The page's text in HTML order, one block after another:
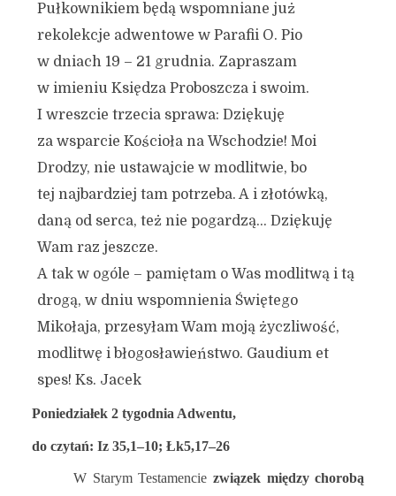
Pułkownikiem będą wspomniane już
rekolekcje adwentowe w Parafii O. Pio
w dniach 19 – 21 grudnia. Zapraszam
w imieniu Księdza Proboszcza i swoim.
I wreszcie trzecia sprawa: Dziękuję
za wsparcie Kościoła na Wschodzie! Moi
Drodzy, nie ustawajcie w modlitwie, bo
tej najbardziej tam potrzeba. A i złotówką,
daną od serca, też nie pogardzą… Dziękuję
Wam raz jeszcze.
A tak w ogóle – pamiętam o Was modlitwą i tą
drogą, w dniu wspomnienia Świętego
Mikołaja, przesyłam Wam moją życzliwość,
modlitwę i błogosławieństwo. Gaudium et
spes! Ks. Jacek
Poniedziałek 2 tygodnia Adwentu,
do czytań: Iz 35,1–10; Łk5,17–26
W Starym Testamencie związek między chorobą